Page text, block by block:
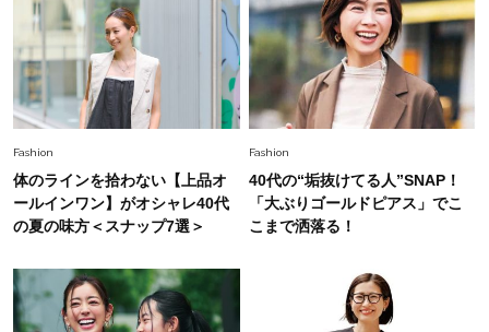
Lifestyle 2026.5.22
梅宮アンナさん 電撃婚から1年、家族の価値観
を育み中「理想の暮らしよりも今の心地よさを選
んだ」
中村ゆりさん「40代になり、やっと“仕事以外の
幸福感”に目が向いた」ライフスタイルも、服も
Fashion
白黒でもこんなに華やぐ！40代、夏の「甘めト
ップス×パンツ」コーデ〈3選〉
Fashion
体のラインを拾わない【上品オ
ールインワン】がオシャレ40代
の夏の味方＜スナップ7選＞
Fashion
40代の“垢抜けてる人”SNAP！
「大ぶりゴールドピアス」でこ
こまで洒落る！